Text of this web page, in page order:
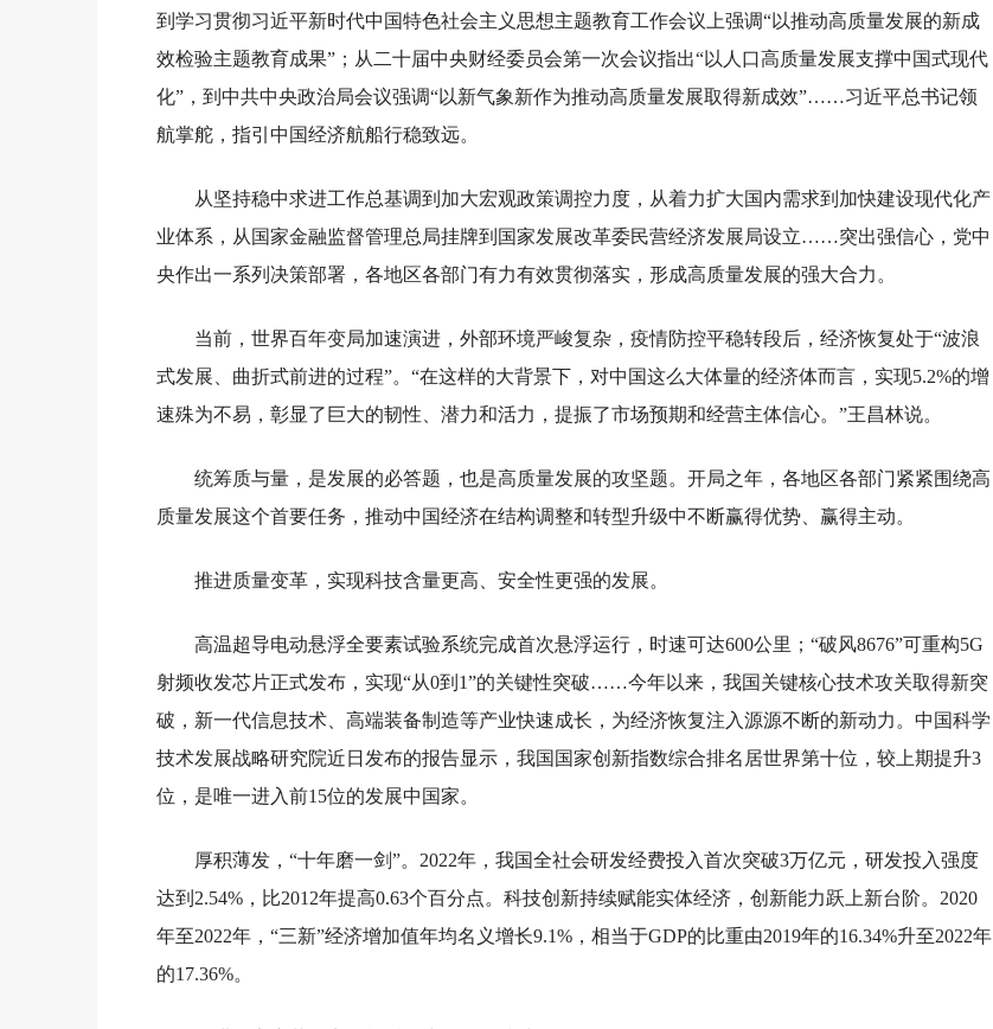
到学习贯彻习近平新时代中国特色社会主义思想主题教育工作会议上强调“以推动高质量发展的新成
效检验主题教育成果”；从二十届中央财经委员会第一次会议指出“以人口高质量发展支撑中国式现代
化”，到中共中央政治局会议强调“以新气象新作为推动高质量发展取得新成效”……习近平总书记领
航掌舵，指引中国经济航船行稳致远。
从坚持稳中求进工作总基调到加大宏观政策调控力度，从着力扩大国内需求到加快建设现代化产
业体系，从国家金融监督管理总局挂牌到国家发展改革委民营经济发展局设立……突出强信心，党中
央作出一系列决策部署，各地区各部门有力有效贯彻落实，形成高质量发展的强大合力。
当前，世界百年变局加速演进，外部环境严峻复杂，疫情防控平稳转段后，经济恢复处于“波浪
式发展、曲折式前进的过程”。“在这样的大背景下，对中国这么大体量的经济体而言，实现5.2%的增
速殊为不易，彰显了巨大的韧性、潜力和活力，提振了市场预期和经营主体信心。”王昌林说。
统筹质与量，是发展的必答题，也是高质量发展的攻坚题。开局之年，各地区各部门紧紧围绕高
质量发展这个首要任务，推动中国经济在结构调整和转型升级中不断赢得优势、赢得主动。
推进质量变革，实现科技含量更高、安全性更强的发展。
高温超导电动悬浮全要素试验系统完成首次悬浮运行，时速可达600公里；“破风8676”可重构5G
射频收发芯片正式发布，实现“从0到1”的关键性突破……今年以来，我国关键核心技术攻关取得新突
破，新一代信息技术、高端装备制造等产业快速成长，为经济恢复注入源源不断的新动力。中国科学
技术发展战略研究院近日发布的报告显示，我国国家创新指数综合排名居世界第十位，较上期提升3
位，是唯一进入前15位的发展中国家。
厚积薄发，“十年磨一剑”。2022年，我国全社会研发经费投入首次突破3万亿元，研发投入强度
达到2.54%，比2012年提高0.63个百分点。科技创新持续赋能实体经济，创新能力跃上新台阶。2020
年至2022年，“三新”经济增加值年均名义增长9.1%，相当于GDP的比重由2019年的16.34%升至2022年
的17.36%。